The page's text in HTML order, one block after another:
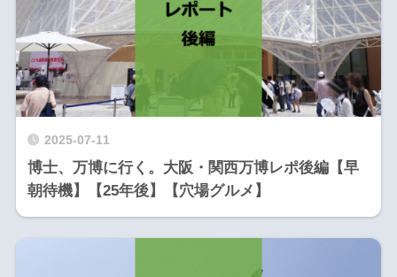
2025-07-11
博士、万博に行く。大阪・関西万博レポ後編【早
朝待機】【25年後】【穴場グルメ】